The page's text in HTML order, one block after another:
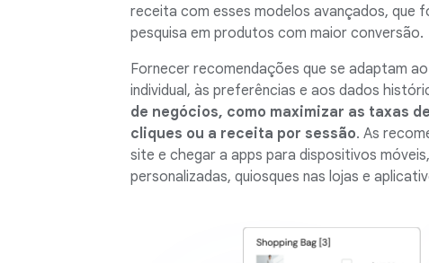
receita com esses modelos avançados, que
pesquisa em produtos com maior conversão.
Fornecer recomendações que se adaptam
individual, às preferências e aos dados
de negócios, como maximizar as taxas
cliques ou a receita por sessão. As
site e chegar a apps para dispositivos
personalizadas, quiosques nas lojas e